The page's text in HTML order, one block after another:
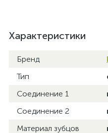
Характеристики
Бренд
Тип
Соединение 1
Соединение 2
Материал зубцов